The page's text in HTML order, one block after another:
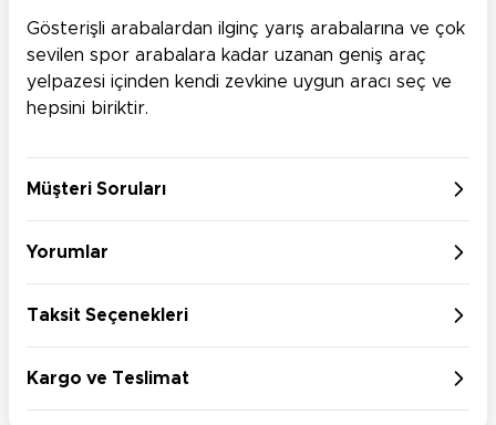
Gösterişli arabalardan ilginç yarış arabalarına ve çok
sevilen spor arabalara kadar uzanan geniş araç
yelpazesi içinden kendi zevkine uygun aracı seç ve
hepsini biriktir.
Müşteri Soruları
Yorumlar
Taksit Seçenekleri
Kargo ve Teslimat